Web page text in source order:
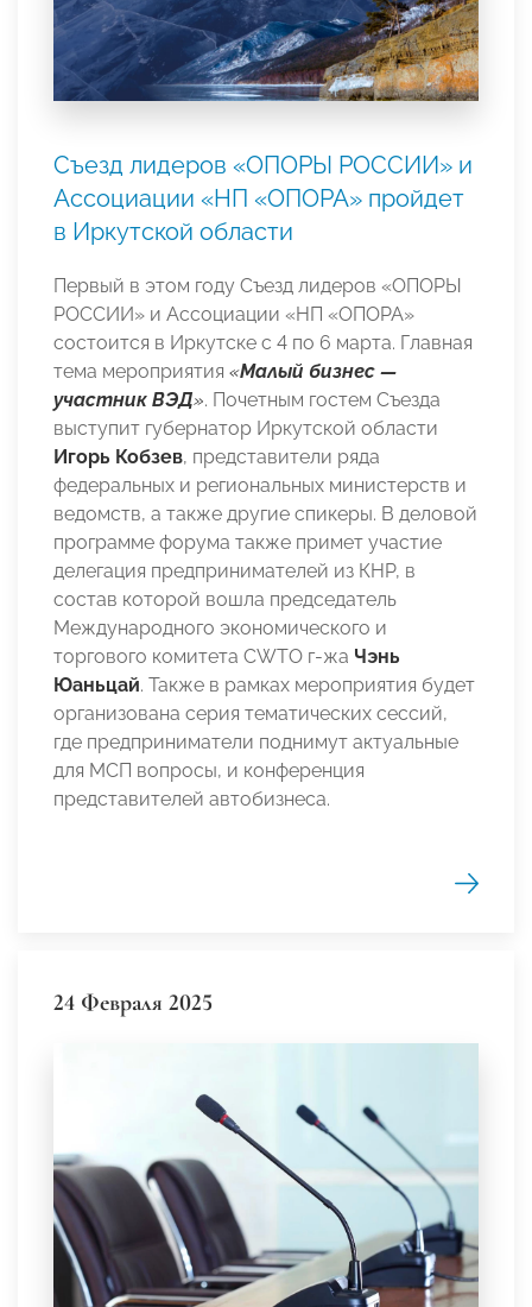
Съезд лидеров «ОПОРЫ РОССИИ» и
Ассоциации «НП «ОПОРА» пройдет
в Иркутской области
Первый в этом году Съезд лидеров «ОПОРЫ
РОССИИ» и Ассоциации «НП «ОПОРА»
состоится в Иркутске с 4 по 6 марта. Главная
тема мероприятия «Малый бизнес —
участник ВЭД». Почетным гостем Съезда
выступит губернатор Иркутской области
Игорь Кобзев, представители ряда
федеральных и региональных министерств и
ведомств, а также другие спикеры. В деловой
программе форума также примет участие
делегация предпринимателей из КНР, в
состав которой вошла председатель
Международного экономического и
торгового комитета CWTO г-жа Чэнь
Юаньцай. Также в рамках мероприятия будет
организована серия тематических сессий,
где предприниматели поднимут актуальные
для МСП вопросы, и конференция
представителей автобизнеса.
24 Февраля 2025